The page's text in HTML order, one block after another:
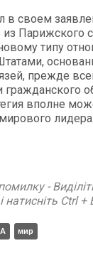
в своем
Парижского
типу
прежде
гражданского
вполне
лидера.
-
Ctrl +
мир